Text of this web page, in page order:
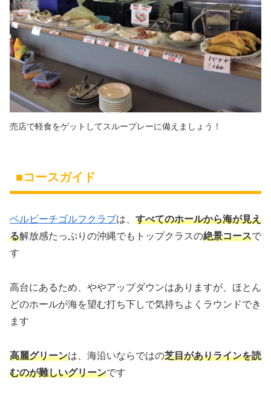
売店で軽食をゲットしてスループレーに備えましょう！
■コースガイド
ベルビーチゴルフクラブは、 すべてのホールから海が見え
る解放感たっぷりの沖縄でもトップクラスの絶景コースで
す
高台にあるため、ややアップダウンはありますが、ほとん
どのホールが海を望む打ち下しで気持ちよくラウンドでき
ます
高麗グリーンは、海沿いならではの芝目がありラインを読
むのが難しいグリーンです